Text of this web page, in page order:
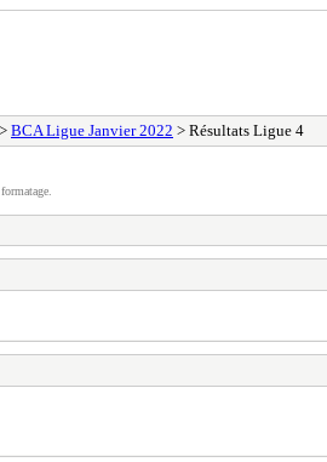
> BCA Ligue Janvier 2022 > Résultats Ligue 4